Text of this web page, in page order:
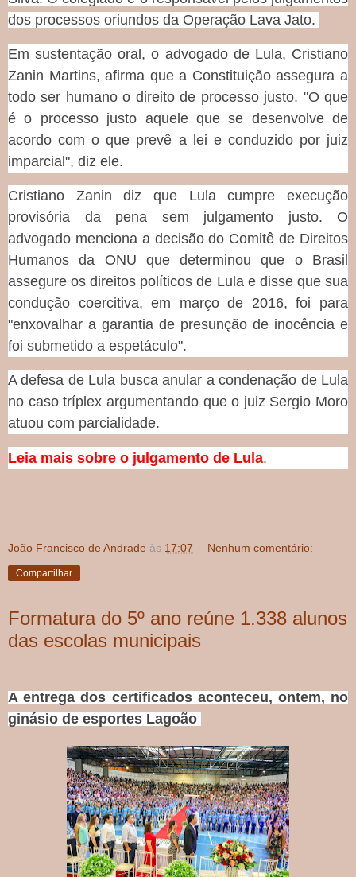
dos processos oriundos da Operação Lava Jato.
Em sustentação oral, o advogado de Lula, Cristiano
Zanin Martins, afirma que a Constituição assegura a
todo ser humano o direito de processo justo. "O que
é o processo justo aquele que se desenvolve de
acordo com o que prevê a lei e conduzido por juiz
imparcial", diz ele.
Cristiano Zanin diz que Lula cumpre execução
provisória da pena sem julgamento justo. O
advogado menciona a decisão do Comitê de Direitos
Humanos da ONU que determinou que o Brasil
assegure os direitos políticos de Lula e disse que sua
condução coercitiva, em março de 2016, foi para
"enxovalhar a garantia de presunção de inocência e
foi submetido a espetáculo".
A defesa de Lula busca anular a condenação de Lula
no caso tríplex argumentando que o juiz Sergio Moro
atuou com parcialidade.
Leia mais sobre o julgamento de Lula.
João Francisco de Andrade às 17:07 Nenhum comentário:
Compartilhar
Formatura do 5º ano reúne 1.338 alunos
das escolas municipais
A entrega dos certificados aconteceu, ontem, no
ginásio de esportes Lagoão